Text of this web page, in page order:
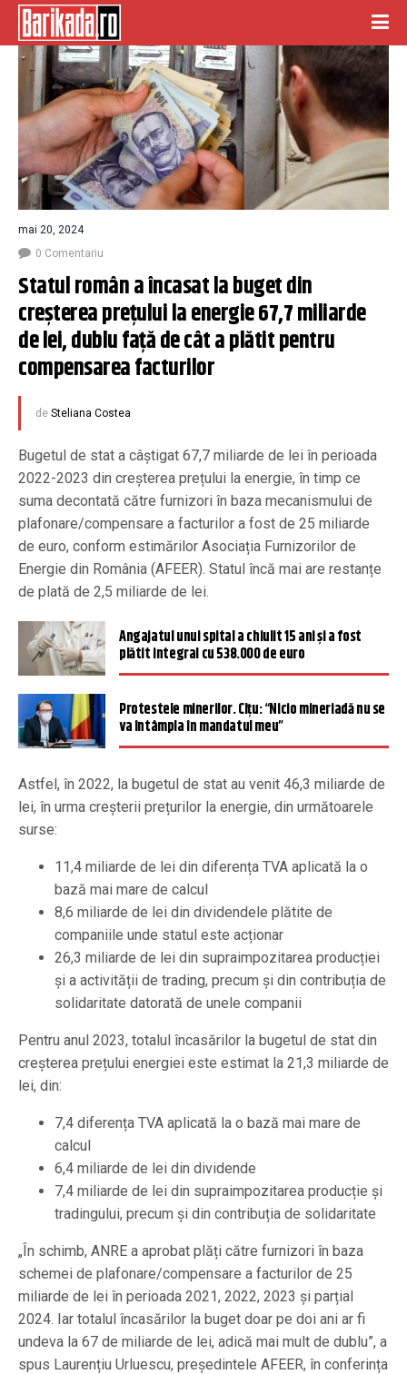
mai 20, 2024
0 Comentariu
Statul român a încasat la buget din
creșterea prețului la energie 67,7 miliarde
de lei, dublu față de cât a plătit pentru
compensarea facturilor
de Steliana Costea
Bugetul de stat a câștigat 67,7 miliarde de lei în perioada
2022-2023 din creșterea prețului la energie, în timp ce
suma decontată către furnizori în baza mecanismului de
plafonare/compensare a facturilor a fost de 25 miliarde
de euro, conform estimărilor Asociația Furnizorilor de
Energie din România (AFEER). Statul încă mai are restanțe
de plată de 2,5 miliarde de lei.
Angajatul unui spital a chiulit 15 ani și a fost
plătit integral cu 538.000 de euro
Protestele minerilor. Cîțu: “Nicio mineriadă nu se
va întâmpla în mandatul meu”
Astfel, în 2022, la bugetul de stat au venit 46,3 miliarde de
lei, în urma creșterii prețurilor la energie, din următoarele
surse:
11,4 miliarde de lei din diferența TVA aplicată la o
bază mai mare de calcul
8,6 miliarde de lei din dividendele plătite de
companiile unde statul este acționar
26,3 miliarde de lei din supraimpozitarea producției
și a activității de trading, precum și din contribuția de
solidaritate datorată de unele companii
Pentru anul 2023, totalul încasărilor la bugetul de stat din
creșterea prețului energiei este estimat la 21,3 miliarde de
lei, din:
7,4 diferența TVA aplicată la o bază mai mare de
calcul
6,4 miliarde de lei din dividende
7,4 miliarde de lei din supraimpozitarea producție și
tradingului, precum și din contribuția de solidaritate
„În schimb, ANRE a aprobat plăți către furnizori în baza
schemei de plafonare/compensare a facturilor de 25
miliarde de lei în perioada 2021, 2022, 2023 și parțial
2024. Iar totalul încasărilor la buget doar pe doi ani ar fi
undeva la 67 de miliarde de lei, adică mai mult de dublu”, a
spus Laurențiu Urluescu, președintele AFEER, în conferința